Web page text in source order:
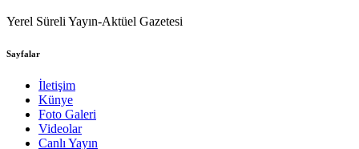
Yerel Süreli Yayın-Aktüel Gazetesi
Sayfalar
İletişim
Künye
Foto Galeri
Videolar
Canlı Yayın